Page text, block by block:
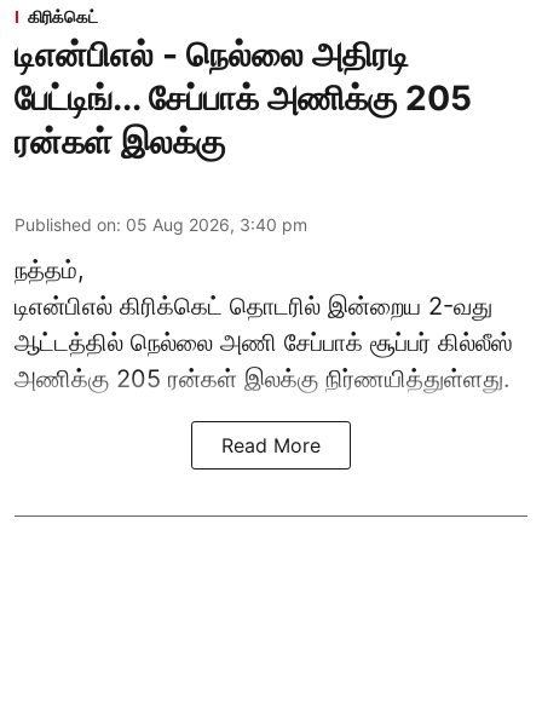
கிரிக்கெட்
டிஎன்பிஎல் - நெல்லை அதிரடி
பேட்டிங்... சேப்பாக் அணிக்கு 205
ரன்கள் இலக்கு
Published on: 05 Aug 2026, 3:40 pm
நத்தம்,
டிஎன்பிஎல் கிரிக்கெட் தொடரில் இன்றைய 2-வது
ஆட்டத்தில் நெல்லை அணி சேப்பாக் சூப்பர் கில்லீஸ்
அணிக்கு 205 ரன்கள் இலக்கு நிர்ணயித்துள்ளது.
Read More